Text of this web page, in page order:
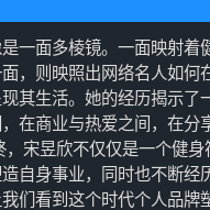
一面多棱镜。一面映射着
，则映照出网络名人如何
其生活。她的经历揭示了
在商业与热爱之间，在分
宋昱欣不仅仅是一个健
自身事业，同时也不断经
们看到这个时代个人品牌